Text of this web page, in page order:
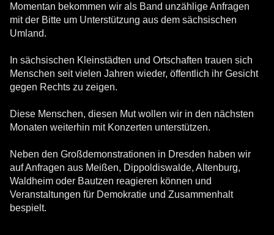
Momentan bekommen wir als Band unzählige Anfragen
mit der Bitte um Unterstützung aus dem sächsischen
Umland.
In sächsischen Kleinstädten und Ortschaften trauen sich
Menschen seit vielen Jahren wieder, öffentlich ihr Gesicht
gegen Rechts zu zeigen.
Diese Menschen, diesen Mut wollen wir in den nächsten
Monaten weiterhin mit Konzerten unterstützen.
Neben den Großdemonstrationen in Dresden haben wir
auf Anfragen aus Meißen, Dippoldiswalde, Altenburg,
Waldheim oder Bautzen reagieren können und
Veranstaltungen für Demokratie und Zusammenhalt
bespielt.